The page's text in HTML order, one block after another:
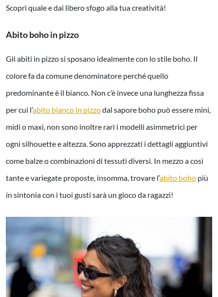
Scopri quale e dai libero sfogo alla tua creatività!
Abito boho in pizzo
Gli abiti in pizzo si sposano idealmente con lo stile boho. Il
colore fa da comune denominatore perché quello
predominante è il bianco. Non c’è invece una lunghezza fissa
per cui l’abito bianco in pizzodal sapore boho può essere mini,
midi o maxi, non sono inoltre rari i modelli asimmetrici per
ogni silhouette e altezza. Sono apprezzati i dettagli aggiuntivi
come balze o combinazioni di tessuti diversi. In mezzo a così
tante e variegate proposte, insomma, trovare l’abito boho più
in sintonia con i tuoi gusti sarà un gioco da ragazzi!